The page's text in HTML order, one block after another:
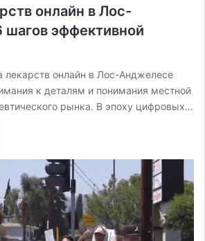
онлайн в Лос-
эффективной
лекарств онлайн в Лос-Анджелесе
к деталям и понимания местной
рынка. В эпоху цифровых…